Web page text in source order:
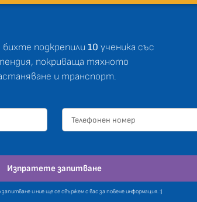
бихте подкрепили 10 ученика със
покриваща тяхното
и транспорт.
Изпратете запитване
и ние ще се свържем с вас за повече информация. :)